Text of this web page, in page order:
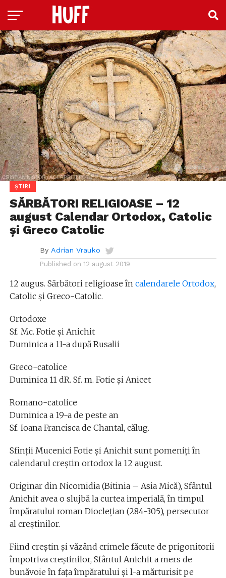
ȘTIRI
SĂRBĂTORI RELIGIOASE – 12
august Calendar Ortodox, Catolic
și Greco Catolic
By Adrian Vrauko
Published on 12 august 2019
12 augus. Sărbători religioase încalendarele Ortodox,
Catolic și Greco-Catolic.
Ortodoxe
Sf. Mc. Fotie şi Anichit
Duminica a 11-a după Rusalii
Greco-catolice
Duminica 11 dR. Sf. m. Fotie şi Anicet
Romano-catolice
Duminica a 19-a de peste an
Sf. Ioana Francisca de Chantal, călug.
Sfinţii Mucenici Fotie şi Anichit sunt pomeniţi în
calendarul creştin ortodox la 12 august.
Originar din Nicomidia (Bitinia – Asia Mică), Sfântul
Anichit avea o slujbă la curtea imperială, în timpul
împăratului roman Diocleţian (284-305), persecutor
al creştinilor.
Fiind creştin şi văzând crimele făcute de prigonitorii
împotriva creştinilor, Sfântul Anichit a mers de
bunăvoie în faţa împăratului şi l-a mărturisit pe